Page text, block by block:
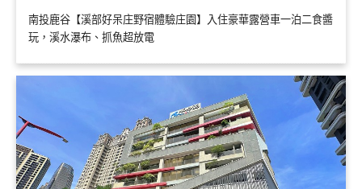
南投鹿谷【溪部好呆庄野宿體驗庄園】入住豪華露營車一泊二食醬
玩，溪水瀑布、抓魚超放電